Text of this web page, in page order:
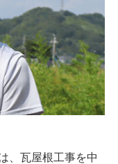
、瓦屋根工事を中